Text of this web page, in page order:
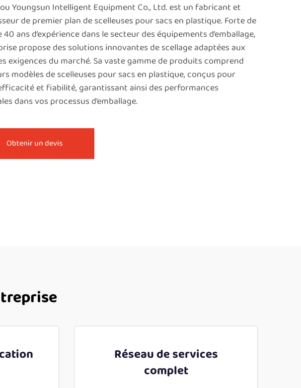
Youngsun Intelligent Equipment Co., Ltd. est un fabricant et
de premier plan de scelleuses pour sacs en plastique. Forte de
40 ans d’expérience dans le secteur des équipements d’emballage,
propose des solutions innovantes de scellage adaptées aux
exigences du marché. Sa vaste gamme de produits comprend
modèles de scelleuses pour sacs en plastique, conçus pour
et fiabilité, garantissant ainsi des performances
dans vos processus d’emballage.
Obtenir un devis
Réseau de services
complet